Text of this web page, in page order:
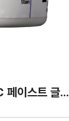
노리타케 CZR FC 페이스트 글레이즈